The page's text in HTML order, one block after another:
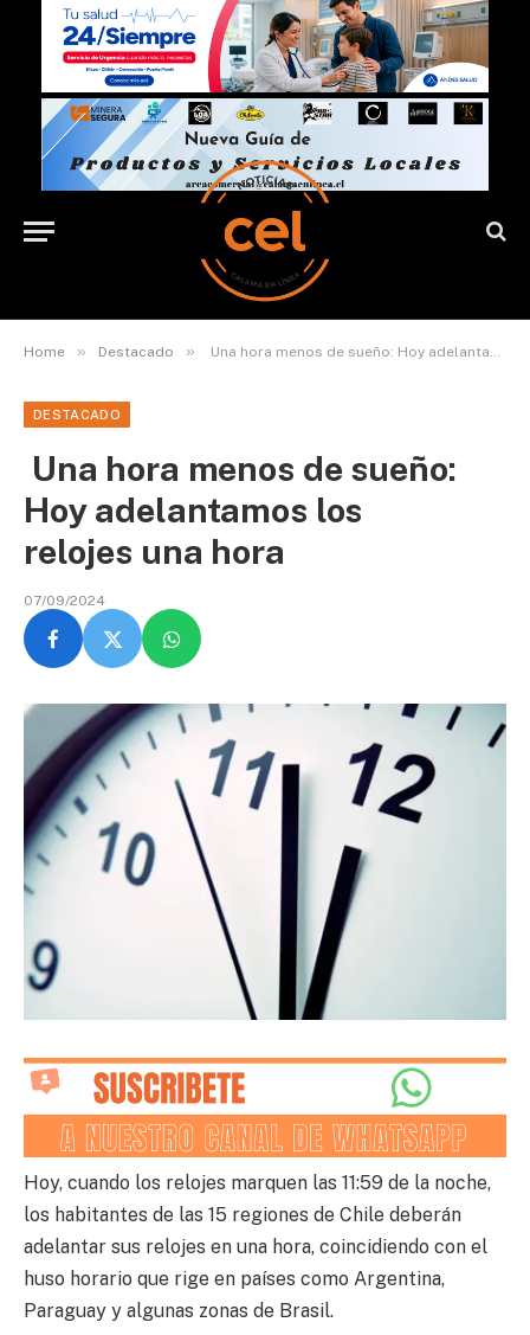
Home » Destacado » Una hora menos de sueño: Hoy adelantamos los relojes una hora
DESTACADO
Una hora menos de sueño:
Hoy adelantamos los
relojes una hora
07/09/2024
Hoy, cuando los relojes marquen las 11:59 de la noche,
los habitantes de las 15 regiones de Chile deberán
adelantar sus relojes en una hora, coincidiendo con el
huso horario que rige en países como Argentina,
Paraguay y algunas zonas de Brasil.